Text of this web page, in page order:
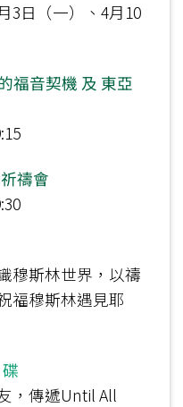
3日（一）、4月10
福音契機 及 東亞
禱會
穆斯林世界，以禱
福穆斯林遇見耶
，傳遞Until All